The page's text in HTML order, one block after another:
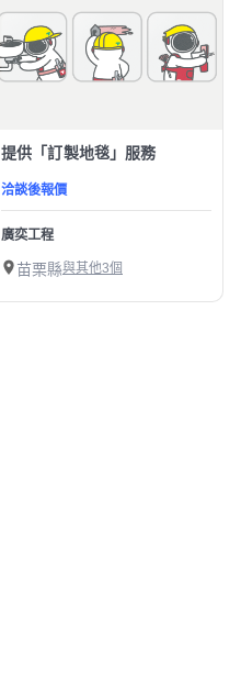
提供「訂製地毯」服務
洽談後報價
廣奕工程
苗栗縣與其他3個